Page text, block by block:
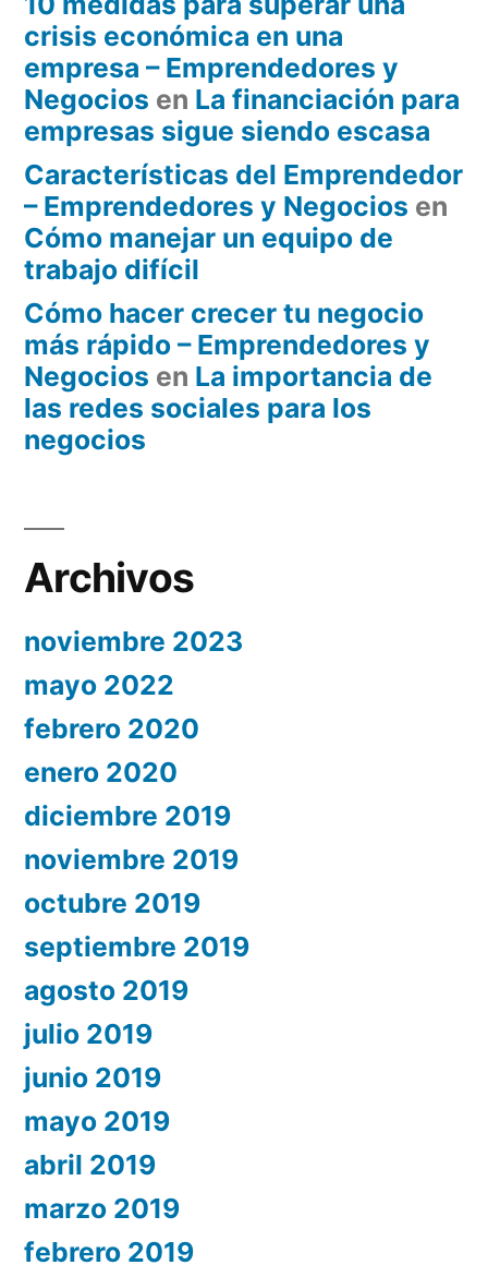
crisis económica en una
empresa – Emprendedores y
Negocios en La financiación para
empresas sigue siendo escasa
Características del Emprendedor
– Emprendedores y Negocios en
Cómo manejar un equipo de
trabajo difícil
Cómo hacer crecer tu negocio
más rápido – Emprendedores y
Negocios en La importancia de
las redes sociales para los
negocios
Archivos
noviembre 2023
mayo 2022
febrero 2020
enero 2020
diciembre 2019
noviembre 2019
octubre 2019
septiembre 2019
agosto 2019
julio 2019
junio 2019
mayo 2019
abril 2019
marzo 2019
febrero 2019